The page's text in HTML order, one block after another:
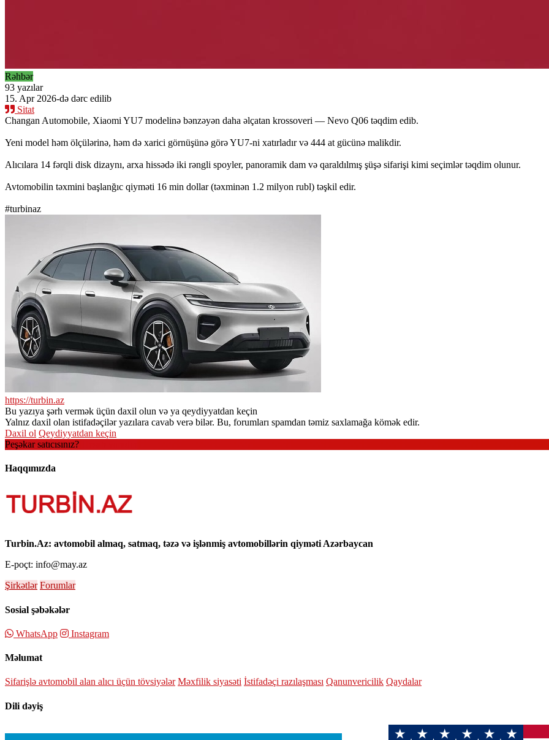
Rəhbər
93 yazılar
15. Apr 2026-də dərc edilib
Sitat
Changan Automobile, Xiaomi YU7 modelinə bənzəyən daha əlçatan krossoveri — Nevo Q06 təqdim edib.
Yeni model həm ölçülərinə, həm də xarici görnüşünə görə YU7-ni xatırladır və 444 at gücünə malikdir.
Alıcılara 14 fərqli disk dizaynı, arxa hissədə iki rəngli spoyler, panoramik dam və qaraldılmış şüşə sifarişi kimi seçimlər təqdim olunur.
Avtomobilin təxmini başlanğıc qiyməti 16 min dollar (təxminən 1.2 milyon rubl) təşkil edir.
#turbinaz
https://turbin.az
Bu yazıya şərh vermək üçün daxil olun və ya qeydiyyatdan keçin
Yalnız daxil olan istifadəçilər yazılara cavab verə bilər. Bu, forumları spamdan təmiz saxlamağa kömək edir.
Daxil ol Qeydiyyatdan keçin
Peşəkar satıcısınız?
Haqqımızda
Turbin.Az: avtomobil almaq, satmaq, təzə və işlənmiş avtomobillərin qiyməti Azərbaycan
E-poçt: info@may.az
Şirkətlər Forumlar
Sosial şəbəkələr
WhatsApp Instagram
Məlumat
Sifarişlə avtomobil alan alıcı üçün tövsiyələr Məxfilik siyasəti İstifadəçi razılaşması Qanunvericilik Qaydalar
Dili dəyiş